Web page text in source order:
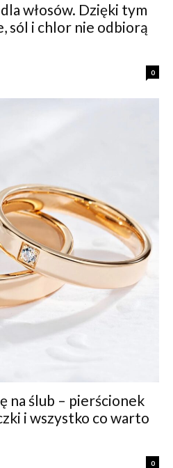
włosów. Dzięki tym
sól i chlor nie odbiorą
0
na ślub – pierścionek
i wszystko co warto
0